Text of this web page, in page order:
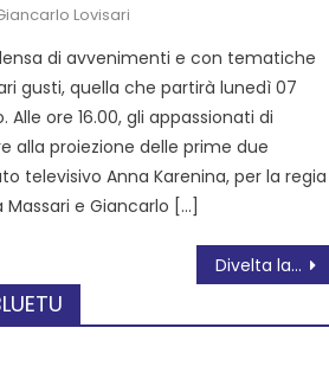
Lovisari
di avvenimenti e con tematiche
gusti, quella che partirà lunedì 07
Alle ore 16.00, gli appassionati di
alla proiezione delle prime due
televisivo Anna Karenina, per la regia
e Giancarlo […]
Divelta la bacheca FIAB sulla ciclopedonale cittadina